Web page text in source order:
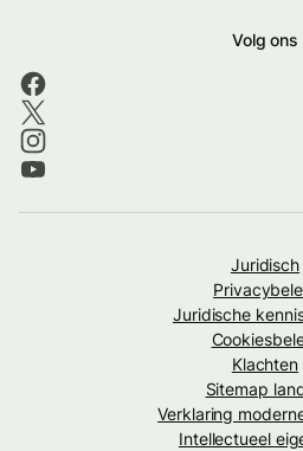
Volg ons
Juridisch
Juridische
Klachten
Sitemap
Verklaring
Intellectueel